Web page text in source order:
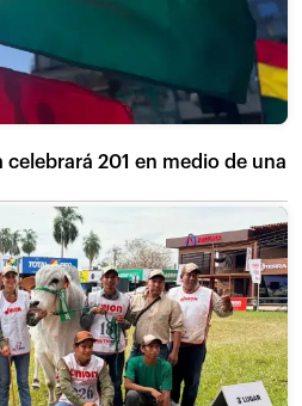
celebrará 201 en medio de una